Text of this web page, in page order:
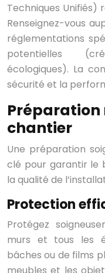
Techniques Unifiés)
Renseignez-vous
réglementations
potentielles
écologiques). La
sécurité et la
Préparation
chantier
Une préparation
clé pour garantir le
la qualité de
Protection
Protégez
murs et tous les
bâches ou de films